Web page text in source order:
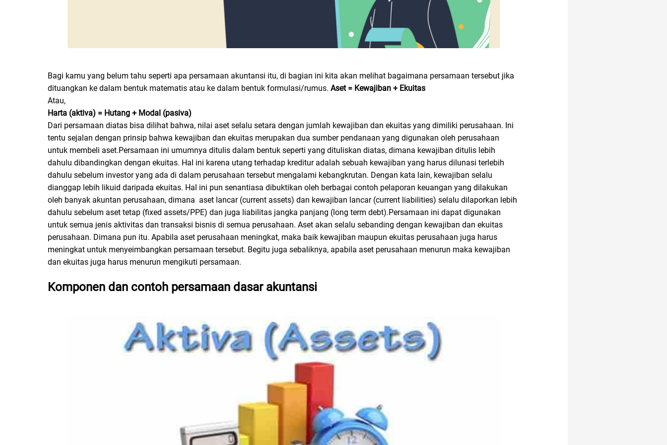
Bagi kamu yang belum tahu seperti apa persamaan akuntansi itu, di bagian ini kita akan melihat bagaimana persamaan tersebut jika
dituangkan ke dalam bentuk matematis atau ke dalam bentuk formulasi/rumus. Aset = Kewajiban + Ekuitas
Atau,
Harta (aktiva) = Hutang + Modal (pasiva)
Dari persamaan diatas bisa dilihat bahwa, nilai aset selalu setara dengan jumlah kewajiban dan ekuitas yang dimiliki perusahaan. Ini
tentu sejalan dengan prinsip bahwa kewajiban dan ekuitas merupakan dua sumber pendanaan yang digunakan oleh perusahaan
untuk membeli aset.Persamaan ini umumnya ditulis dalam bentuk seperti yang dituliskan diatas, dimana kewajiban ditulis lebih
dahulu dibandingkan dengan ekuitas. Hal ini karena utang terhadap kreditur adalah sebuah kewajiban yang harus dilunasi terlebih
dahulu sebelum investor yang ada di dalam perusahaan tersebut mengalami kebangkrutan. Dengan kata lain, kewajiban selalu
dianggap lebih likuid daripada ekuitas. Hal ini pun senantiasa dibuktikan oleh berbagai contoh pelaporan keuangan yang dilakukan
oleh banyak akuntan perusahaan, dimana aset lancar (current assets) dan kewajiban lancar (current liabilities) selalu dilaporkan lebih
dahulu sebelum aset tetap (fixed assets/PPE) dan juga liabilitas jangka panjang (long term debt).Persamaan ini dapat digunakan
untuk semua jenis aktivitas dan transaksi bisnis di semua perusahaan. Aset akan selalu sebanding dengan kewajiban dan ekuitas
perusahaan. Dimana pun itu. Apabila aset perusahaan meningkat, maka baik kewajiban maupun ekuitas perusahaan juga harus
meningkat untuk menyeimbangkan persamaan tersebut. Begitu juga sebaliknya, apabila aset perusahaan menurun maka kewajiban
dan ekuitas juga harus menurun mengikuti persamaan.
Komponen dan contoh persamaan dasar akuntansi